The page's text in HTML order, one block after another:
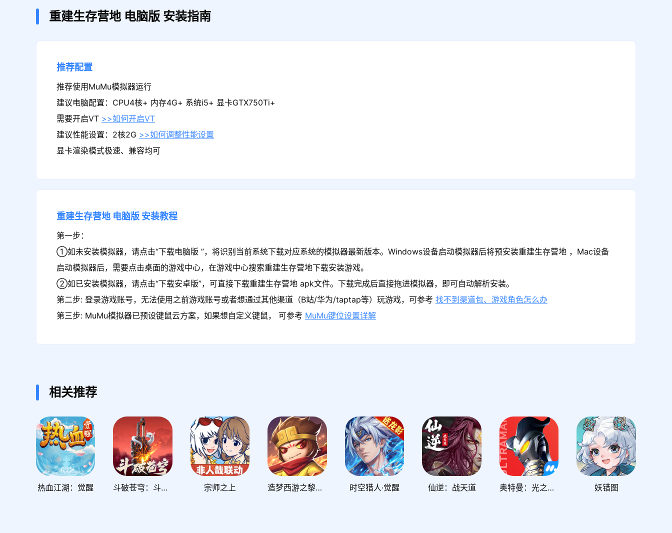
重建生存营地 电脑版 安装指南
推荐配置
推荐使用MuMu模拟器运行
建议电脑配置：CPU4核+ 内存4G+ 系统i5+ 显卡GTX750Ti+
需要开启VT >>如何开启VT
建议性能设置：2核2G >>如何调整性能设置
显卡渲染模式极速、兼容均可
重建生存营地 电脑版 安装教程
第一步：
①如未安装模拟器，请点击“下载电脑版 ”，将识别当前系统下载对应系统的模拟器最新版本。Windows设备启动模拟器后将预安装重建生存营地 ，Mac设备
启动模拟器后，需要点击桌面的游戏中心，在游戏中心搜索重建生存营地下载安装游戏。
②如已安装模拟器，请点击“下载安卓版”，可直接下载重建生存营地 apk文件。下载完成后直接拖进模拟器，即可自动解析安装。
第二步: 登录游戏账号，无法使用之前游戏账号或者想通过其他渠道（B站/华为/taptap等）玩游戏，可参考 找不到渠道包、游戏角色怎么办
第三步: MuMu模拟器已预设键鼠云方案，如果想自定义键鼠， 可参考 MuMu键位设置详解
相关推荐
热血江湖：觉醒 斗破苍穹：斗帝之路 宗师之上 造梦西游之黎尤浩劫篇 时空猎人·觉醒 仙逆：战天道 奥特曼：光之战士 妖错图